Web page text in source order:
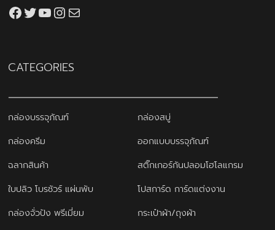
Facebook
Twitter
YouTube
Instagram
thaiprintshop.aw@gmail.com
CATEGORIES
กล่องบรรจุภัณฑ์
กล่องสบู่
กล่องครีม
ออกแบบบรรจุภัณฑ์
ฉลากสินค้า
สติ๊กเกอร์กันปลอมโฮโลแกรม
ใบปลิว โบรชัวร์ แผ่นพับ
โปสการ์ด การ์ดแต่งงาน
กล่องจั่วปัง พรีเมี่ยม
กระเป๋าผ้า/ถุงผ้า